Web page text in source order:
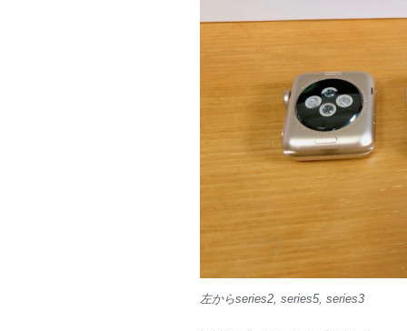
左からseries2, series5, series3